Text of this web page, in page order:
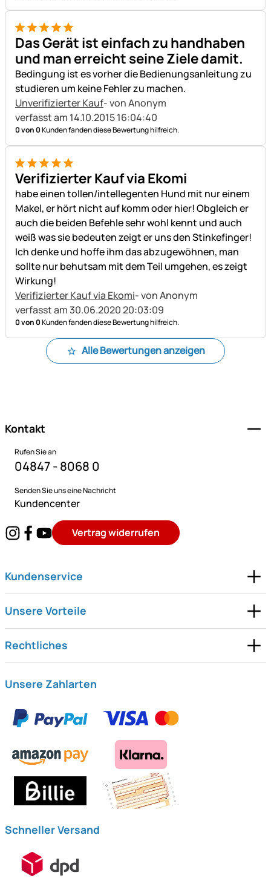
5 von 5
Das Gerät ist einfach zu handhaben
und man erreicht seine Ziele damit.
Bedingung ist es vorher die Bedienungsanleitung zu
studieren um keine Fehler zu machen.
Unverifizierter Kauf- von Anonym
verfasst am 14.10.2015 16:04:40
0 von 0Kunden fanden diese Bewertung hilfreich.
5 von 5
Verifizierter Kauf via Ekomi
habe einen tollen/intellegenten Hund mit nur einem
Makel, er hört nicht auf komm oder hier! Obgleich er
auch die beiden Befehle sehr wohl kennt und auch
weiß was sie bedeuten zeigt er uns den Stinkefinger!
Ich denke und hoffe ihm das abzugewöhnen, man
sollte nur behutsam mit dem Teil umgehen, es zeigt
Wirkung!
Verifizierter Kauf via Ekomi- von Anonym
verfasst am 30.06.2020 20:03:09
0 von 0Kunden fanden diese Bewertung hilfreich.
Alle Bewertungen anzeigen
Kontakt
Rufen Sie an
04847 - 8068 0
Senden Sie uns eine Nachricht
Kundencenter
Vertrag widerrufen
Kundenservice
Unsere Vorteile
Rechtliches
Unsere Zahlarten
Schneller Versand